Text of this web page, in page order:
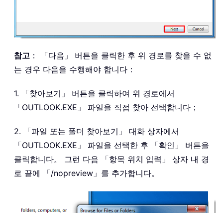
참고 ： 「다음」 버튼을 클릭한 후 위 경로를 찾을 수 없
는 경우 다음을 수행해야 합니다：
1. 「찾아보기」 버튼을 클릭하여 위 경로에서
「OUTLOOK.EXE」 파일을 직접 찾아 선택합니다；
2. 「파일 또는 폴더 찾아보기」 대화 상자에서
「OUTLOOK.EXE」 파일을 선택한 후 「확인」 버튼을
클릭합니다。 그런 다음 「항목 위치 입력」 상자 내 경
로 끝에 「/nopreview」를 추가합니다。